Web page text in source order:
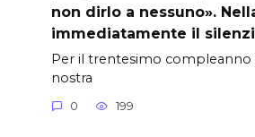
non dirlo a nessuno».
immediatamente il
Per il trentesimo compleanno
nostra
0 199